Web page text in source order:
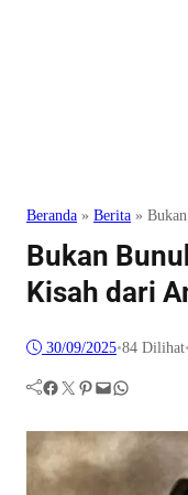
Beranda » Berita »
Bukan
Kisah dari
30/09/2025•84 Dilihat•
Facebook Twitter Pinterest Mail WhatsApp